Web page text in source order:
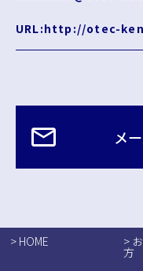
URL:http://otec-
メ
> HOME >
方